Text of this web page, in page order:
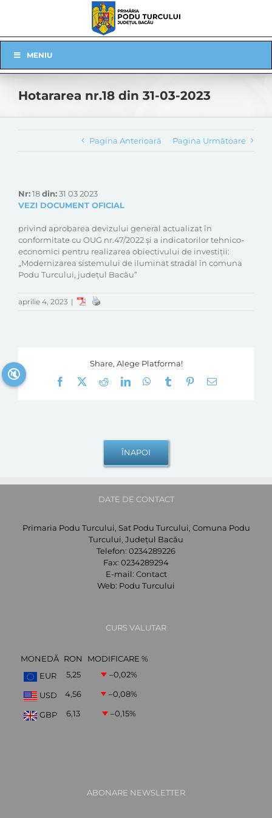
Navigation
MENIU
Hotararea nr.18 din 31-03-2023
Pagina Anterioară Pagina Următoare
Nr:18din:31 03 2023
VEZI DOCUMENT OFICIAL
privind aprobarea devizului general actualizat în
conformitate cu OUG nr.47/2022 și a indicatorilor tehnico-
economici pentru realizarea obiectivului de investiții:
„Modernizarea sistemului de iluminat stradal în comuna
Podu Turcului, județul Bacău”
aprilie 4, 2023 |
Share, Alege Platforma!
Facebook
RedditLinkedInWhatsApp
Tumblr Pinterest
E-
DATE DE CONTACT
Primaria Podu Turcului, Sat Podu Turcului, Comuna Podu
Turcului, Județul Bacău
Telefon: 0234289226
Fax: 0234289294
E-mail: Contact
Web: Podu Turcului
CURS VALUTAR
MONEDĂ RON
MODIFICARE %
EUR
5,25 –0,02%
USD 4,56 –0,08%
GBP 6,13 –0,15%
ABONARE NEWSLETTER
🔇